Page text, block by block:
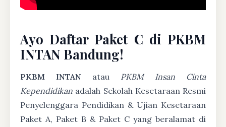
Ayo Daftar Paket C di PKBM
INTAN Bandung!
PKBM INTAN atau PKBM Insan Cinta
Kependidikan adalah Sekolah Kesetaraan Resmi
Penyelenggara Pendidikan & Ujian Kesetaraan
Paket A, Paket B & Paket C yang beralamat di